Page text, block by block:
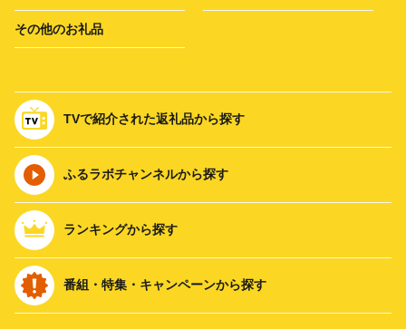
その他のお礼品
TVで紹介された返礼品から探す
ふるラボチャンネルから探す
ランキングから探す
番組・特集・キャンペーンから探す